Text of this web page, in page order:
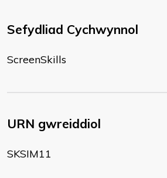
Sefydliad Cychwynnol
ScreenSkills
URN gwreiddiol
SKSIM11